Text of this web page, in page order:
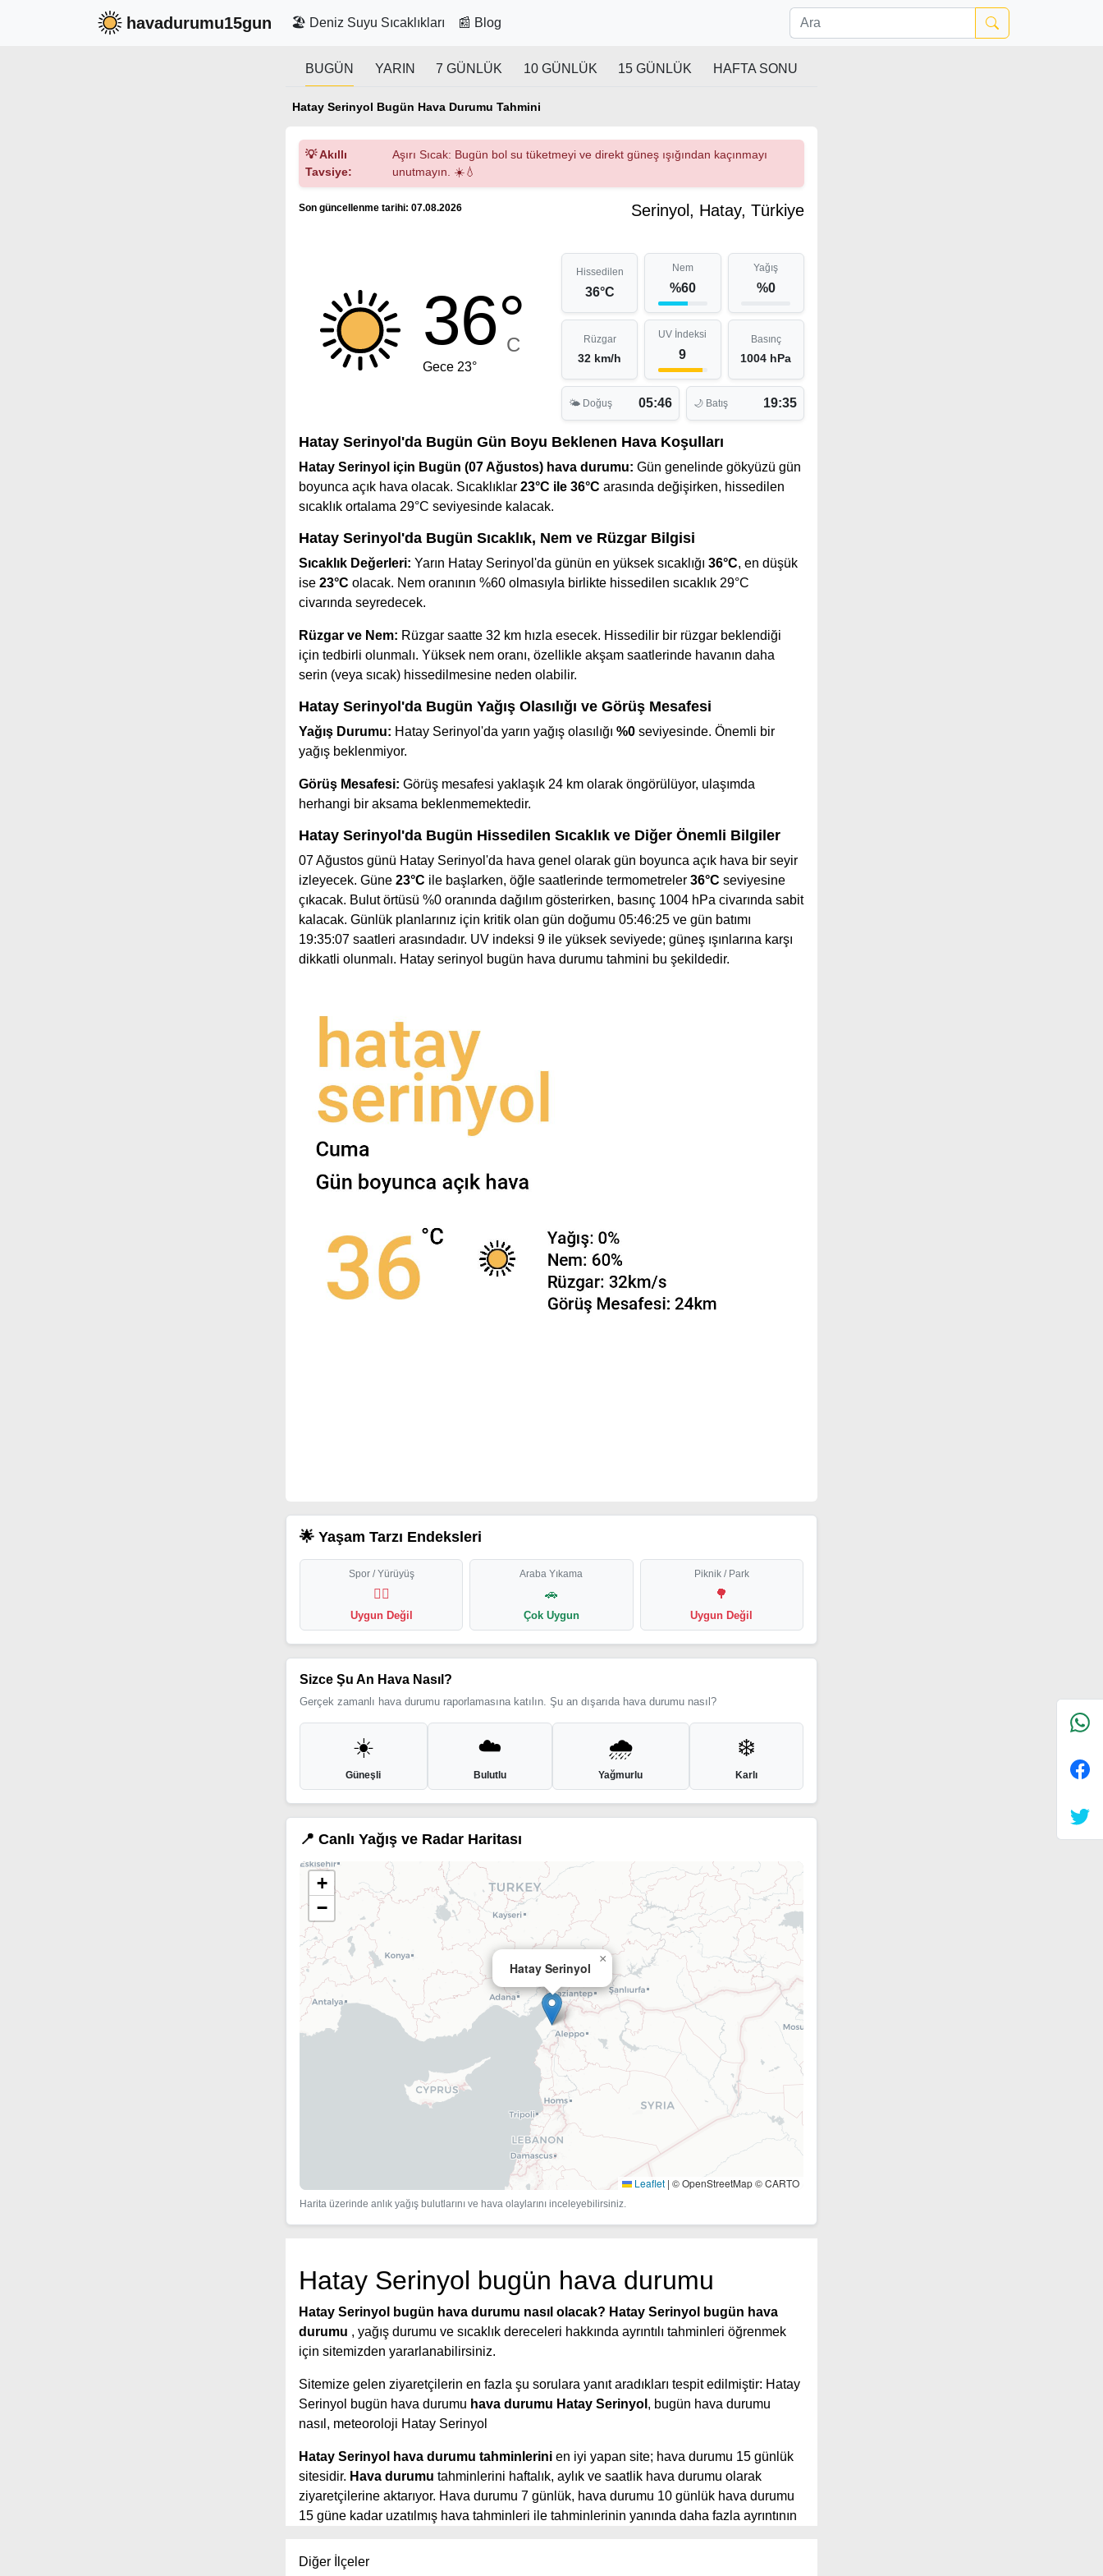
havadurumu15gun 🏖️ Deniz Suyu Sıcaklıkları 📰 Blog
BUGÜN YARIN 7 GÜNLÜK 10 GÜNLÜK 15 GÜNLÜK HAFTA SONU
Hatay Serinyol Bugün Hava Durumu Tahmini
💡 Akıllı
Tavsiye:
Aşırı Sıcak: Bugün bol su tüketmeyi ve direkt güneş ışığından kaçınmayı
unutmayın. ☀️💧
Son güncellenme tarihi: 07.08.2026 Serinyol, Hatay, Türkiye
36°
C
Gece 23°
Hissedilen
36°C
Nem
%60
Yağış
%0
Rüzgar
32 km/h
UV İndeksi
9
Basınç
1004 hPa
🌤 Doğuş 05:46 🌙 Batış 19:35
Hatay Serinyol'da Bugün Gün Boyu Beklenen Hava Koşulları
Hatay Serinyol için Bugün (07 Ağustos) hava durumu: Gün genelinde gökyüzü gün
boyunca açık hava olacak. Sıcaklıklar 23°C ile 36°C arasında değişirken, hissedilen
sıcaklık ortalama 29°C seviyesinde kalacak.
Hatay Serinyol'da Bugün Sıcaklık, Nem ve Rüzgar Bilgisi
Sıcaklık Değerleri: Yarın Hatay Serinyol'da günün en yüksek sıcaklığı 36°C, en düşük
ise 23°C olacak. Nem oranının %60 olmasıyla birlikte hissedilen sıcaklık 29°C
civarında seyredecek.
Rüzgar ve Nem: Rüzgar saatte 32 km hızla esecek. Hissedilir bir rüzgar beklendiği
için tedbirli olunmalı. Yüksek nem oranı, özellikle akşam saatlerinde havanın daha
serin (veya sıcak) hissedilmesine neden olabilir.
Hatay Serinyol'da Bugün Yağış Olasılığı ve Görüş Mesafesi
Yağış Durumu: Hatay Serinyol'da yarın yağış olasılığı %0 seviyesinde. Önemli bir
yağış beklenmiyor.
Görüş Mesafesi: Görüş mesafesi yaklaşık 24 km olarak öngörülüyor, ulaşımda
herhangi bir aksama beklenmemektedir.
Hatay Serinyol'da Bugün Hissedilen Sıcaklık ve Diğer Önemli Bilgiler
07 Ağustos günü Hatay Serinyol'da hava genel olarak gün boyunca açık hava bir seyir
izleyecek. Güne 23°C ile başlarken, öğle saatlerinde termometreler 36°C seviyesine
çıkacak. Bulut örtüsü %0 oranında dağılım gösterirken, basınç 1004 hPa civarında sabit
kalacak. Günlük planlarınız için kritik olan gün doğumu 05:46:25 ve gün batımı
19:35:07 saatleri arasındadır. UV indeksi 9 ile yüksek seviyede; güneş ışınlarına karşı
dikkatli olunmalı. Hatay serinyol bugün hava durumu tahmini bu şekildedir.
🌟 Yaşam Tarzı Endeksleri
Spor / Yürüyüş
🏃‍♂️
Uygun Değil
Araba Yıkama
🚗
Çok Uygun
Piknik / Park
🌳
Uygun Değil
Sizce Şu An Hava Nasıl?
Gerçek zamanlı hava durumu raporlamasına katılın. Şu an dışarıda hava durumu nasıl?
☀️
Güneşli
☁️
Bulutlu
🌧️
Yağmurlu
❄️
Karlı
📍 Canlı Yağış ve Radar Haritası
Hatay Serinyol
×
+
−
Leaflet | © OpenStreetMap © CARTO
Harita üzerinde anlık yağış bulutlarını ve hava olaylarını inceleyebilirsiniz.
Hatay Serinyol bugün hava durumu
Hatay Serinyol bugün hava durumu nasıl olacak? Hatay Serinyol bugün hava
durumu , yağış durumu ve sıcaklık dereceleri hakkında ayrıntılı tahminleri öğrenmek
için sitemizden yararlanabilirsiniz.
Sitemize gelen ziyaretçilerin en fazla şu sorulara yanıt aradıkları tespit edilmiştir: Hatay
Serinyol bugün hava durumu hava durumu Hatay Serinyol , bugün hava durumu
nasıl, meteoroloji Hatay Serinyol
Hatay Serinyol hava durumu tahminlerini en iyi yapan site; hava durumu 15 günlük
sitesidir. Hava durumu tahminlerini haftalık, aylık ve saatlik hava durumu olarak
ziyaretçilerine aktarıyor. Hava durumu 7 günlük, hava durumu 10 günlük hava durumu
15 güne kadar uzatılmış hava tahminleri ile tahminlerinin yanında daha fazla ayrıntının
tahmin süreleri, kolay ve anlaşılır görseller ile ziyaretçilerine kaliteli hizmet sunuyor.
Diğer İlçeler